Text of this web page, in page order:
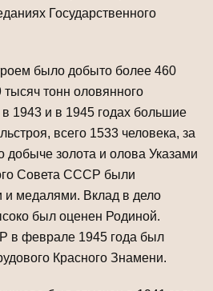
Государственного
было добыто более 460
тысяч тонн оловянного
1943 и в 1945 годах большие
всего 1533 человека, за
добыче золота и олова Указами
Совета СССР были
медалями. Вклад в дело
был оценен Родиной.
в феврале 1945 года был
Красного Знамени.